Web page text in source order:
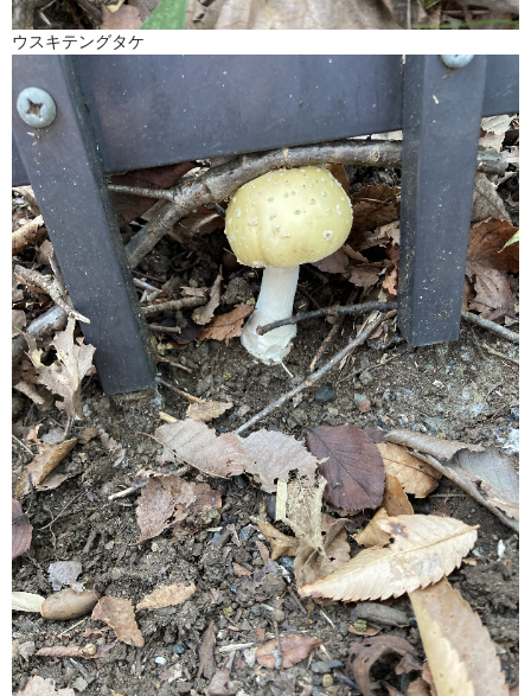
ウスキテングタケ